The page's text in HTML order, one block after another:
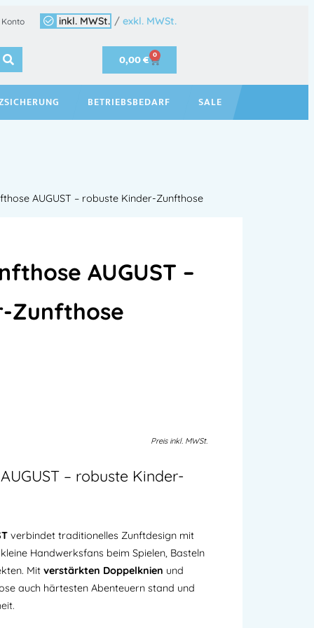
Konto inkl. MWSt. / exkl. MWSt.
0,00€ 0
BETRIEBSBEDARF SALE
AUGUST – robuste Kinder-Zunfthose
AUGUST –
Zunfthose
Preis inkl. MWSt.
– robuste Kinder-
verbindet traditionelles Zunftdesign mit
Handwerksfans beim Spielen, Basteln
Mit verstärkten Doppelknien und
auch härtesten Abenteuern stand und